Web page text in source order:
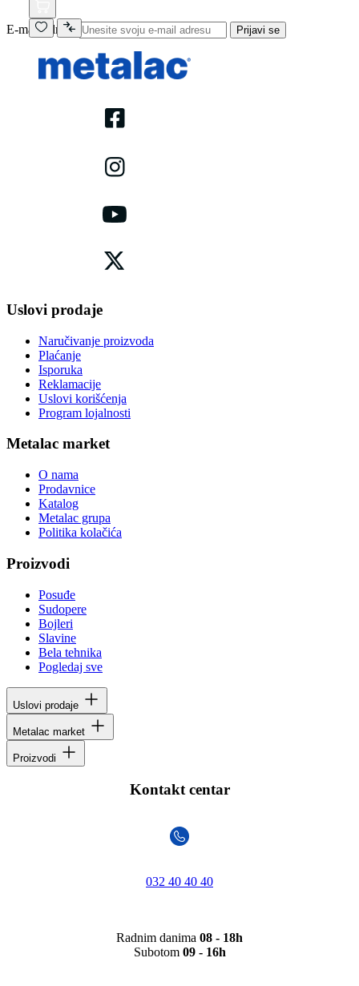
E-mail adresa Prijavi se
Uslovi prodaje
Naručivanje proizvoda
Plaćanje
Isporuka
Reklamacije
Uslovi korišćenja
Program lojalnosti
Metalac market
O nama
Prodavnice
Katalog
Metalac grupa
Politika kolačića
Proizvodi
Posuđe
Sudopere
Bojleri
Slavine
Bela tehnika
Pogledaj sve
Uslovi prodaje
Metalac market
Proizvodi
Kontakt centar
032 40 40 40
Radnim danima 08 - 18h
Subotom 09 - 16h